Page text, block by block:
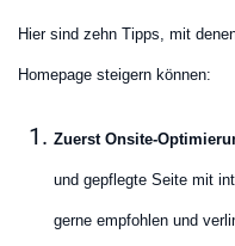
Hier sind zehn Tipps, mit
Homepage steigern können:
Zuerst Onsite-
und gepflegte Seite mit
gerne empfohlen und